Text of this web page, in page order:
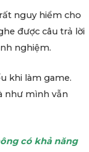
nguy hiểm cho
được câu trả lời
nghiệm.
khi làm game.
như mình vẫn
có khả năng